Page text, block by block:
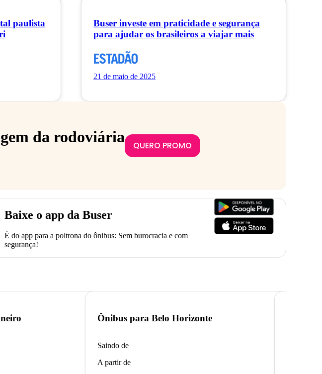
paulista
Buser investe em praticidade e segurança
para ajudar os brasileiros a viajar mais
21 de maio de 2025
da rodoviária QUERO PROMO
Baixe o app da Buser
É do app para a poltrona do ônibus: Sem burocracia e com
segurança!
Ônibus para Belo Horizonte
Saindo de
A partir de